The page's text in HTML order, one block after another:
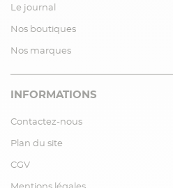
Le journal
Nos boutiques
Nos marques
INFORMATIONS
Contactez-nous
Plan du site
CGV